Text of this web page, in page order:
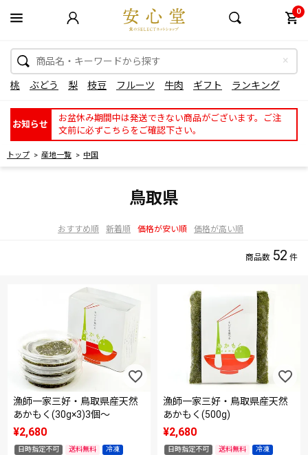
0
桃 ぶどう 梨 枝豆 フルーツ 牛肉 ギフト ランキング
お知らせ
お盆休み期間中は発送できない商品がございます。ご注
文前に必ずこちらをご確認下さい。
トップ 産地一覧 中国
鳥取県
おすすめ順 新着順 価格が安い順 価格が高い順
52
漁師一家三好・鳥取県産天然
あかもく(30g×3)3個～
¥2,680
日時指定不可 送料無料
冷凍
漁師一家三好・鳥取県産天然
あかもく(500g)
¥2,680
日時指定不可 送料無料
冷凍